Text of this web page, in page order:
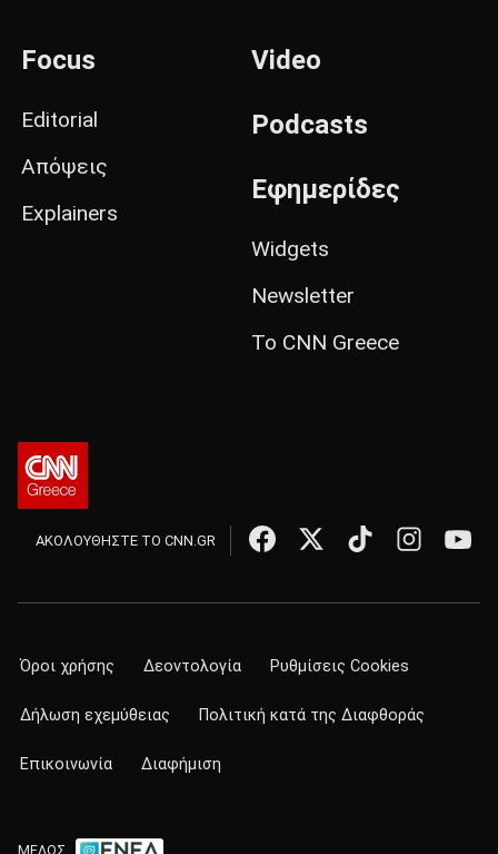
Focus
Editorial
Απόψεις
Explainers
Video
Podcasts
Εφημερίδες
Widgets
Newsletter
Το CNN Greece
ΑΚΟΛΟΥΘΗΣΤΕ ΤΟ CNN.GR
Όροι χρήσης Δεοντολογία Ρυθμίσεις Cookies
Δήλωση εχεμύθειας Πολιτική κατά της Διαφθοράς
Επικοινωνία Διαφήμιση
ΜΕΛΟΣ